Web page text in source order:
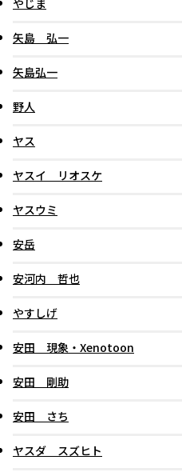
やじま
矢島 弘一
矢島弘一
野人
ヤス
ヤスイ リオスケ
ヤスウミ
安岳
安河内 哲也
やすしげ
安田 現象・Xenotoon
安田 剛助
安田 さち
ヤスダ スズヒト